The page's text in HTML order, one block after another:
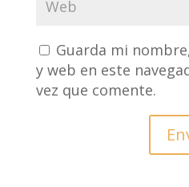
Guarda mi
y web en este
vez que comente.